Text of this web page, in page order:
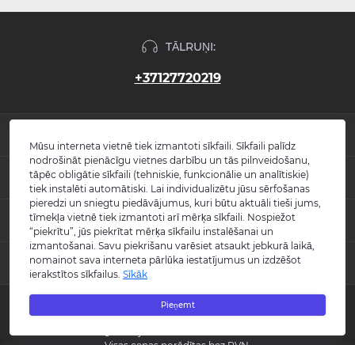
TĀLRUŅI:
+37127720219
Jaunumi
Atsauksmes
Kontakti
Vietnes karte
Ražotāji
Īpašais piedāvājums
POPULĀRS
Izlietnes
Vannas
Maisītāji
Tualetes podi
KONTAKTI UN ADRESE
info@burlington.eu
P. 09:00 - 17:00
O. 09:00 - 17:00
C. 09:00 - 17:00
MESENDŽERI
WhatsApp
Messenger
Copyright © 2008 - 2026 SIA "Burlington" - Visas tiesības aizsargātas.
Mūsu interneta vietnē tiek izmantoti sīkfaili. Sīkfaili palīdz
nodrošināt pienācīgu vietnes darbību un tās pilnveidošanu,
tāpēc obligātie sīkfaili (tehniskie, funkcionālie un analītiskie)
tiek instalēti automātiski. Lai individualizētu jūsu sērfošanas
pieredzi un sniegtu piedāvājumus, kuri būtu aktuāli tieši jums,
tīmekļa vietnē tiek izmantoti arī mērķa sīkfaili. Nospiežot
“piekrītu”, jūs piekrītat mērķa sīkfailu instalēšanai un
izmantošanai. Savu piekrišanu varēsiet atsaukt jebkurā laikā,
nomainot sava interneta pārlūka iestatījumus un izdzēšot
ierakstītos sīkfailus. Sīkāk
Pieņemt